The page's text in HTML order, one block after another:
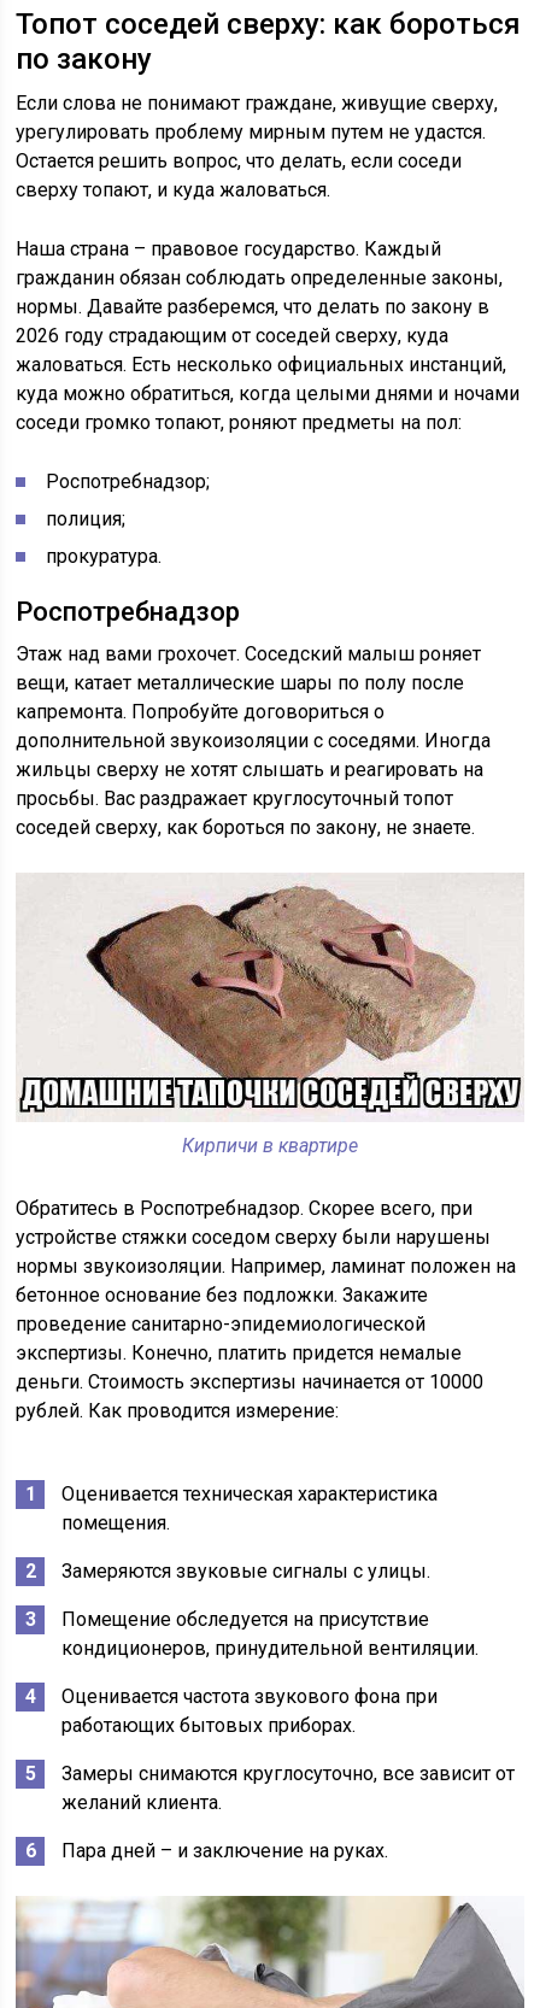
Топот соседей сверху: как бороться
по закону
Если слова не понимают граждане, живущие сверху,
урегулировать проблему мирным путем не удастся.
Остается решить вопрос, что делать, если соседи
сверху топают, и куда жаловаться.
Наша страна – правовое государство. Каждый
гражданин обязан соблюдать определенные законы,
нормы. Давайте разберемся, что делать по закону в
2026 году страдающим от соседей сверху, куда
жаловаться. Есть несколько официальных инстанций,
куда можно обратиться, когда целыми днями и ночами
соседи громко топают, роняют предметы на пол:
Роспотребнадзор;
полиция;
прокуратура.
Роспотребнадзор
Этаж над вами грохочет. Соседский малыш роняет
вещи, катает металлические шары по полу после
капремонта. Попробуйте договориться о
дополнительной звукоизоляции с соседями. Иногда
жильцы сверху не хотят слышать и реагировать на
просьбы. Вас раздражает круглосуточный топот
соседей сверху, как бороться по закону, не знаете.
Кирпичи в квартире
Обратитесь в Роспотребнадзор. Скорее всего, при
устройстве стяжки соседом сверху были нарушены
нормы звукоизоляции. Например, ламинат положен на
бетонное основание без подложки. Закажите
проведение санитарно-эпидемиологической
экспертизы. Конечно, платить придется немалые
деньги. Стоимость экспертизы начинается от 10000
рублей. Как проводится измерение:
Оценивается техническая характеристика
помещения.
Замеряются звуковые сигналы с улицы.
Помещение обследуется на присутствие
кондиционеров, принудительной вентиляции.
Оценивается частота звукового фона при
работающих бытовых приборах.
Замеры снимаются круглосуточно, все зависит от
желаний клиента.
Пара дней – и заключение на руках.